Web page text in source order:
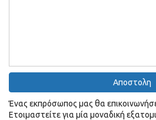
Ένας εκπρόσωπος μας θα
Ετοιμαστείτε για μία μοναδική